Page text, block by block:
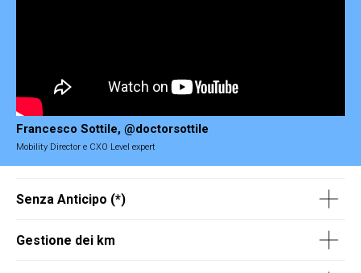
Francesco Sottile, @doctorsottile
Mobility Director e CXO Level expert
Senza Anticipo (*)
Gestione dei km